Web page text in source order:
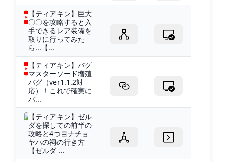
【ティアキン】巨大
〇〇を攻略すると入
手できるレア装備を
取りに行ってみた
ら...【...
【ティアキン】バグ
マスターソード増殖
バグ（ver1.1.2対
応）！これで確実に
バ...
【ティアキン】ゼル
ダを探しての前半の
攻略と4つ目ナチョ
ヤハの祠の行き方
【ゼルダ ...